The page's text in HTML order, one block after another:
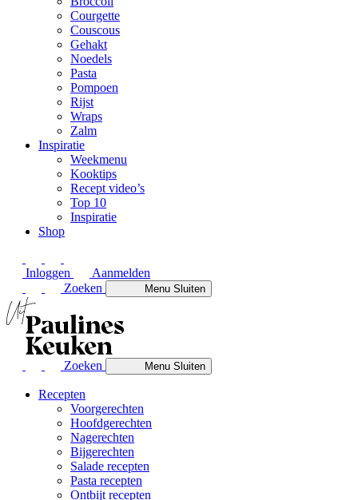
Courgette
Couscous
Gehakt
Noedels
Pasta
Pompoen
Rijst
Wraps
Zalm
Inspiratie
Weekmenu
Kooktips
Recept video’s
Top 10
Inspiratie
Shop
Inloggen
Aanmelden
Zoeken
MenuSluiten
Zoeken MenuSluiten
Recepten
Voorgerechten
Hoofdgerechten
Nagerechten
Bijgerechten
Salade recepten
Pasta recepten
Ontbijt recepten